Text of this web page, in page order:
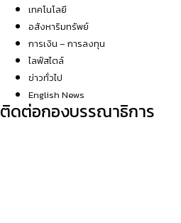
เทคโนโลยี
อสังหาริมทรัพย์
การเงิน – การลงทุน
ไลฟ์สไตล์
ข่าวทั่วไป
English News
ติดต่อกองบรรณาธิการ